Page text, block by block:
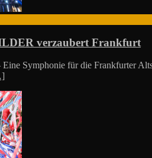
verzaubert Frankfurt
Symphonie für die Frankfurter